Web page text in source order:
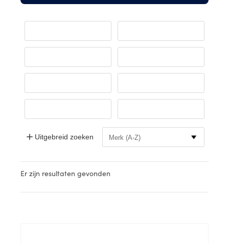
Uitgebreid zoeken
Er zijn resultaten gevonden